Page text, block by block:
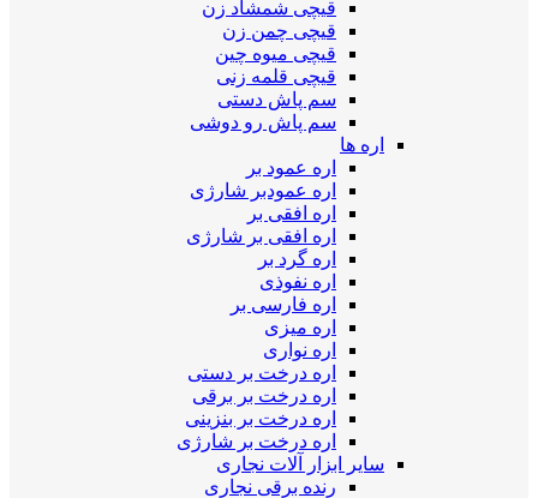
قیچی شمشاد زن
قیچی چمن زن
قیچی میوه چین
قیچی قلمه زنی
سم پاش دستی
سم پاش رو دوشی
اره ها
اره عمود بر
اره عمودبر شارژی
اره افقی بر
اره افقی بر شارژی
اره گرد بر
اره نفوذی
اره فارسی بر
اره میزی
اره نواری
اره درخت بر دستی
اره درخت بر برقی
اره درخت بر بنزینی
اره درخت بر شارژی
سایر ابزار آلات نجاری
رنده برقی نجاری